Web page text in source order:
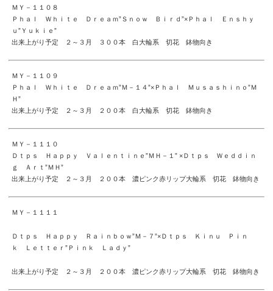
ＭＹ－１１０８
Ｐｈａｌ Ｗｈｉｔｅ Ｄｒｅａｍ”Ｓｎｏｗ Ｂｉｒｄ”×Ｐｈａｌ Ｅｎｓｈｙ
ｕ”Ｙｕｋｉｅ”
出来上がり予定 ２～３月 ３００本 白大輪系 切花 鉢物向き
ＭＹ－１１０９
Ｐｈａｌ Ｗｈｉｔｅ Ｄｒｅａｍ”Ｍ－１４”×Ｐｈａｌ Ｍｕｓａｓｈｉｎｏ”Ｍ
Ｈ”
出来上がり予定 ２～３月 ２００本 白大輪系 切花 鉢物向き
ＭＹ－１１１０
Ｄｔｐｓ Ｈａｐｐｙ Ｖａｌｅｎｔｉｎｅ”ＭＨ－１” ×Ｄｔｐｓ Ｗｅｄｄｉｎ
ｇ Ａｒｔ”ＭＨ”
出来上がり予定 ２～３月 ２００本 濃ピンク赤リップ大輪系 切花 鉢物向き
ＭＹ－１１１１
Ｄｔｐｓ Ｈａｐｐｙ Ｒａｉｎｂｏｗ”Ｍ－７”×Ｄｔｐｓ Ｋｉｎｕ Ｐｉｎ
ｋ Ｌｅｔｔｅｒ”Ｐｉｎｋ Ｌａｄｙ”
出来上がり予定 ２～３月 ２００本 濃ピンク赤リップ大輪系 切花 鉢物向き